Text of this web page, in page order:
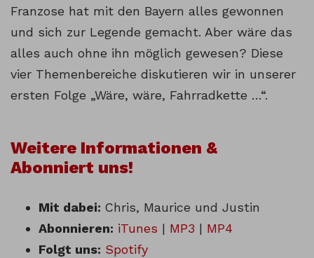
Franzose hat mit den Bayern alles gewonnen
und sich zur Legende gemacht. Aber wäre das
alles auch ohne ihn möglich gewesen? Diese
vier Themenbereiche diskutieren wir in unserer
ersten Folge „Wäre, wäre, Fahrradkette …“.
Weitere Informationen &
Abonniert uns!
Mit dabei: Chris, Maurice und Justin
Abonnieren: iTunes | MP3 | MP4
Folgt uns: Spotify